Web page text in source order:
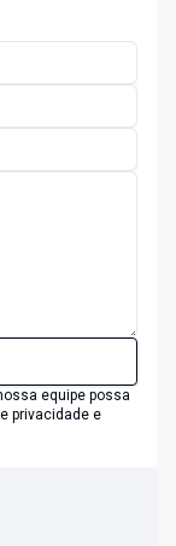
equipe possa
privacidade e